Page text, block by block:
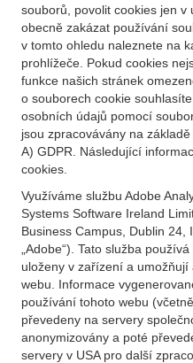
souborů, povolit cookies jen
obecně zakázat používání
v tomto ohledu naleznete na
prohlížeče. Pokud cookies
funkce našich stránek
o souborech cookie
osobních údajů pomocí
jsou zpracovávány na
A) GDPR. Následující
cookies.
Využíváme službu Adobe
Systems Software Ireland
Business Campus, Dublin 24,
„Adobe“). Tato služba
uloženy v zařízení a
webu. Informace
používání tohoto webu
převedeny na servery
anonymizovány a poté
servery v USA pro další